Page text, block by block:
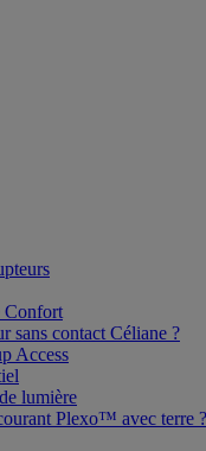
Confort
sans contact Céliane ?
Access
lumière
Plexo™ avec terre ?